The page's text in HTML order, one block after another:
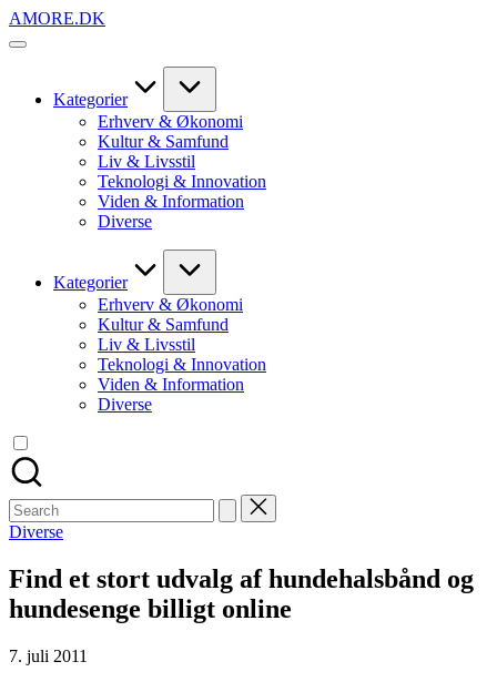
Skip
to
AMORE.DK
For
Kategorier
Erhverv & Økonomi
Kultur & Samfund
Liv & Livsstil
Teknologi & Innovation
Viden & Information
Diverse
Kategorier
Erhverv & Økonomi
Kultur & Samfund
Liv & Livsstil
Teknologi & Innovation
Viden & Information
Diverse
Search
for:
Posted
Diverse
Find et stort udvalg af hundehalsbånd og
hundesenge billigt online
7. juli 2011